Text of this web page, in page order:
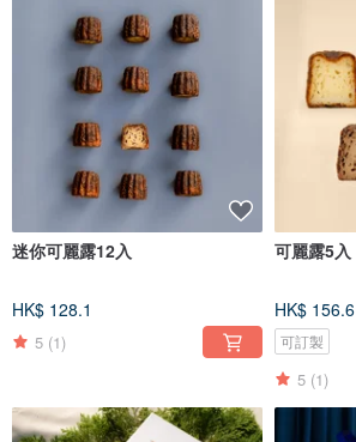
迷你可麗露12入
HK$ 128.1
5 (1)
可麗露5入
HK$ 156.6
可訂製
5 (1)